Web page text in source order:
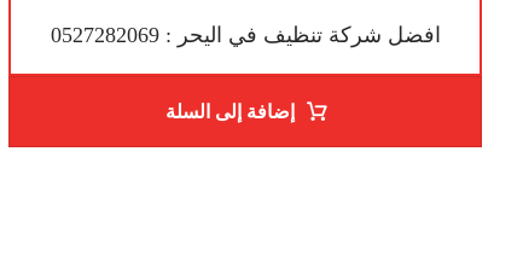
افضل شركة تنظيف في اليحر : 0527282069
إضافة إلى السلة